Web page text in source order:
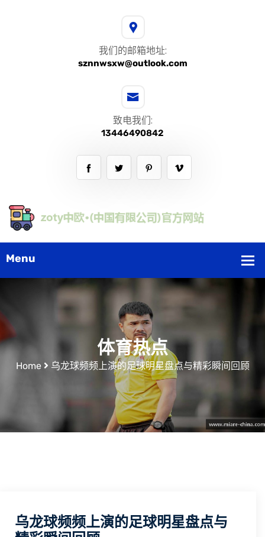
我们的邮箱地址:
sznnwsxw@outlook.com
致电我们:
13446490842
体育热点
Home 乌龙球频频上演的足球明星盘点与精彩瞬间回顾
乌龙球频频上演的足球明星盘点与